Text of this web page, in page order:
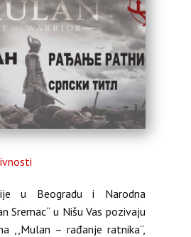
u Beogradu i Narodna
Sremac“ u Nišu Vas pozivaju
,,Mulan – rađanje ratnika“,